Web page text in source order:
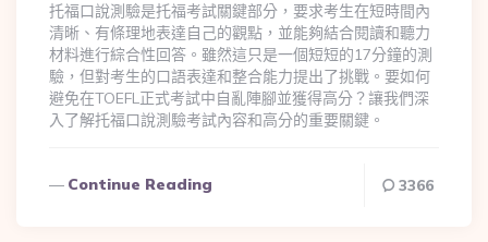
托福口說測驗是托福考試關鍵部分，要求考生在短時間內
清晰、有條理地表達自己的觀點，並能夠結合閱讀和聽力
材料進行綜合性回答。雖然這只是一個短短的17分鐘的測
驗，但對考生的口語表達和整合能力提出了挑戰。要如何
避免在TOEFL正式考試中自亂陣腳並獲得高分？讓我們深
入了解托福口說測驗考試內容和高分的重要關鍵。
Continue Reading 3366